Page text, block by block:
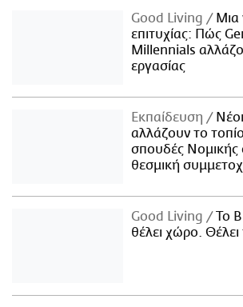
Good Living
Μια
επιτυχίας: Πώς
Millennials
εργασίας
Εκπαίδευση
αλλάζουν το
σπουδές Νομικής
θεσμική
Good Living
Το
θέλει χώρο.